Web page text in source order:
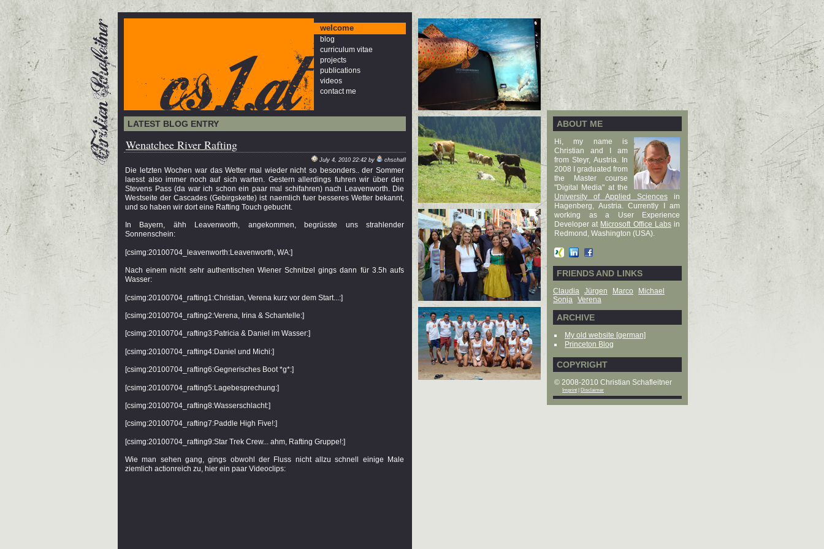
welcome
blog
curriculum vitae
projects
publications
videos
contact me
LATEST BLOG ENTRY
Wenatchee River Rafting
July 4, 2010 22:42 by chschafl
Die letzten Wochen war das Wetter mal wieder nicht so besonders.. der Sommer
laesst also immer noch auf sich warten. Gestern allerdings fuhren wir über den
Stevens Pass (da war ich schon ein paar mal schifahren) nach Leavenworth. Die
Westseite der Cascades (Gebirgskette) ist naemlich fuer besseres Wetter bekannt,
und so haben wir dort eine Rafting Touch gebucht.
In Bayern, ähh Leavenworth, angekommen, begrüsste uns strahlender
Sonnenschein:
[csimg:20100704_leavenworth:Leavenworth, WA:]
Nach einem nicht sehr authentischen Wiener Schnitzel gings dann für 3.5h aufs
Wasser:
[csimg:20100704_rafting1:Christian, Verena kurz vor dem Start...:]
[csimg:20100704_rafting2:Verena, Irina & Schantelle:]
[csimg:20100704_rafting3:Patricia & Daniel im Wasser:]
[csimg:20100704_rafting4:Daniel und Michi:]
[csimg:20100704_rafting6:Gegnerisches Boot *g*:]
[csimg:20100704_rafting5:Lagebesprechung:]
[csimg:20100704_rafting8:Wasserschlacht:]
[csimg:20100704_rafting7:Paddle High Five!:]
[csimg:20100704_rafting9:Star Trek Crew... ahm, Rafting Gruppe!:]
Wie man sehen gang, gings obwohl der Fluss nicht allzu schnell einige Male
ziemlich actionreich zu, hier ein paar Videoclips:
ABOUT ME
Hi, my name is
Christian and I am
from Steyr, Austria. In
2008 I graduated from
the Master course
"Digital Media" at the
University of Applied Sciences in
Hagenberg, Austria. Currently I am
working as a User Experience
Developer at Microsoft Office Labsin
Redmond, Washington (USA).
FRIENDS AND LINKS
Claudia Jürgen Marco
Michael
Sonja Verena
ARCHIVE
My old website [german]
Princeton Blog
COPYRIGHT
© 2008-2010 Christian Schafleitner
Imprint Disclaimer